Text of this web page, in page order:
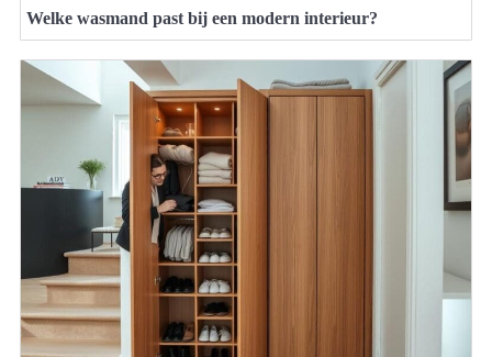
Welke wasmand past bij een modern interieur?